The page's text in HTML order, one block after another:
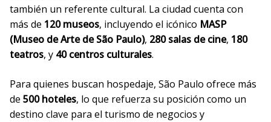
también un referente cultural. La ciudad cuenta con
más de 120 museos, incluyendo el icónico MASP
(Museo de Arte de São Paulo), 280 salas de cine, 180
teatros, y 40 centros culturales.
Para quienes buscan hospedaje, São Paulo ofrece más
de 500 hoteles, lo que refuerza su posición como un
destino clave para el turismo de negocios y